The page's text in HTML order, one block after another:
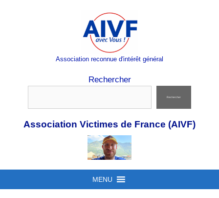
Association reconnue d'intérêt général
Rechercher
Rechercher
Association Victimes de France (AIVF)
MENU